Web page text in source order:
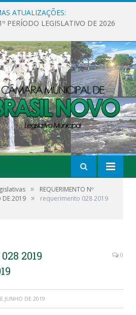
ATUALIZAÇÕES:
PERÍODO LEGISLATIVO DE 2026
»
REQUERIMENTO Nº
DE 2019 »
requerimento 028 2019
2019
0
JUNHO DE 2019